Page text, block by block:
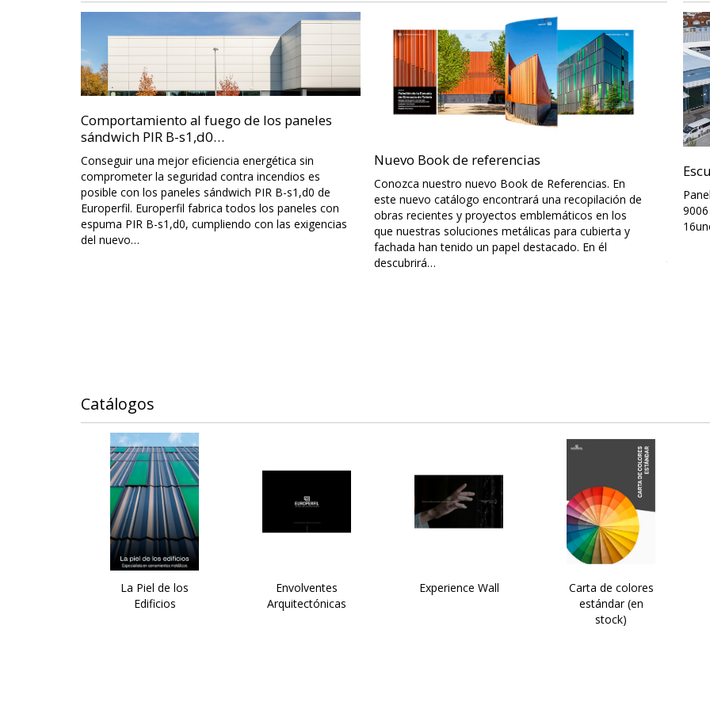
Comportamiento al fuego de los paneles
sándwich PIR B-s1,d0…
Conseguir una mejor eficiencia energética sin
comprometer la seguridad contra incendios es
posible con los paneles sándwich PIR B-s1,d0 de
Europerfil. Europerfil fabrica todos los paneles con
espuma PIR B-s1,d0, cumpliendo con las exigencias
del nuevo…
Nuevo Book de referencias
Conozca nuestro nuevo Book de Referencias. En
este nuevo catálogo encontrará una recopilación de
obras recientes y proyectos emblemáticos en los
que nuestras soluciones metálicas para cubierta y
fachada han tenido un papel destacado. En él
descubrirá…
gama
Catálogos
La Piel de los
Edificios
Envolventes
Arquitectónicas
Experience Wall
Carta de colores
estándar (en
stock)